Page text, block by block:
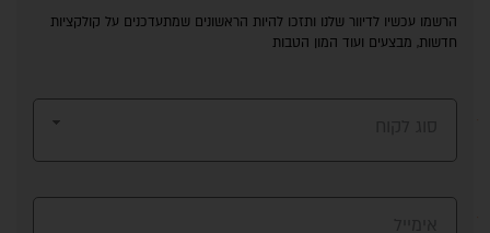
הרשמו עכשיו לדיוור שלנו ותזכו להיות הראשונים שמתעדכנים על קולקציות
חדשות, מבצעים ועוד המון הטבות